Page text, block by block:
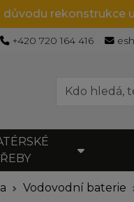
důvodu rekonstrukce
+420 720 164 416
Vodovodní baterie